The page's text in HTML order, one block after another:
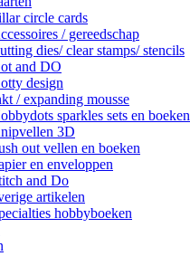
circle cards
/ gereedschap
dies/ clear stamps/ stencils
and DO
design
/ expanding mousse
sparkles sets en boeken
3D
out vellen en boeken
en enveloppen
and Do
artikelen
hobbyboeken